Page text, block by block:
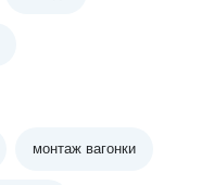
монтаж вагонки